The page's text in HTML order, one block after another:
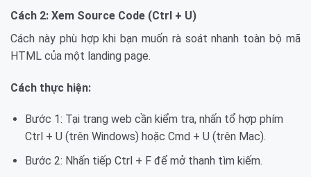
Cách 2: Xem Source Code (Ctrl + U)
Cách này phù hợp khi bạn muốn rà soát nhanh toàn bộ mã
HTML của một landing page.
Cách thực hiện:
Bước 1: Tại trang web cần kiểm tra, nhấn tổ hợp phím
Ctrl + U (trên Windows) hoặc Cmd + U (trên Mac).
Bước 2: Nhấn tiếp Ctrl + F để mở thanh tìm kiếm.